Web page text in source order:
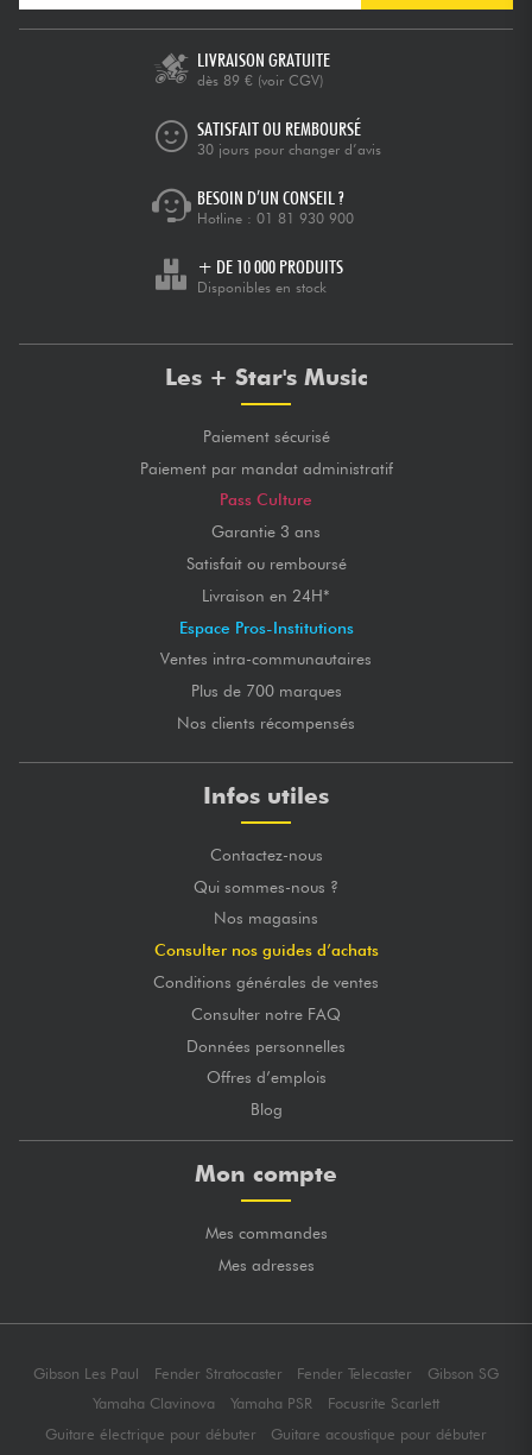
LIVRAISON GRATUITE
dès 89 € (voir CGV)
SATISFAIT OU REMBOURSÉ
30 jours pour changer d’avis
BESOIN D’UN CONSEIL ?
Hotline : 01 81 930 900
+ DE 10 000 PRODUITS
Disponibles en stock
Les + Star's Music
Paiement sécurisé
Paiement par mandat administratif
Pass Culture
Garantie 3 ans
Satisfait ou remboursé
Livraison en 24H*
Espace Pros-Institutions
Ventes intra-communautaires
Plus de 700 marques
Nos clients récompensés
Infos utiles
Contactez-nous
Qui sommes-nous ?
Nos magasins
Consulter nos guides d’achats
Conditions générales de ventes
Consulter notre FAQ
Données personnelles
Offres d’emplois
Blog
Mon compte
Mes commandes
Mes adresses
Gibson Les Paul Fender Stratocaster Fender Telecaster
Gibson SG
Yamaha Clavinova
Yamaha PSR
Focusrite Scarlett
Guitare électrique pour débuter
Guitare acoustique pour débuter